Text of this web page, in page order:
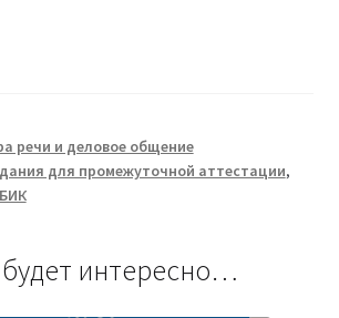
речи и деловое общение
для промежуточной аттестации,
интересно…